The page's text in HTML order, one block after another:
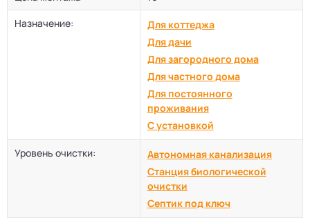
Назначение:
Для коттеджа
Для дачи
Для загородного дома
Для частного дома
Для постоянного
проживания
С установкой
Уровень очистки:
Автономная канализация
Станция биологической
очистки
Септик под ключ